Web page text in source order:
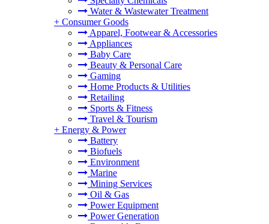
Water & Wastewater Treatment
+ Consumer Goods
Apparel, Footwear & Accessories
Appliances
Baby Care
Beauty & Personal Care
Gaming
Home Products & Utilities
Retailing
Sports & Fitness
Travel & Tourism
+ Energy & Power
Battery
Biofuels
Environment
Marine
Mining Services
Oil & Gas
Power Equipment
Power Generation